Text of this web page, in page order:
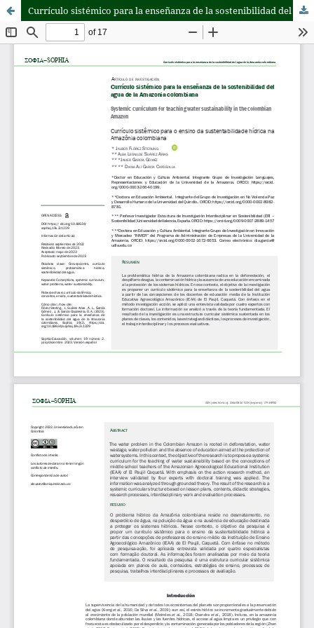
Currículo sistémico para la enseñanza de la sostenibilidad del agua de la Amazonia colombiana